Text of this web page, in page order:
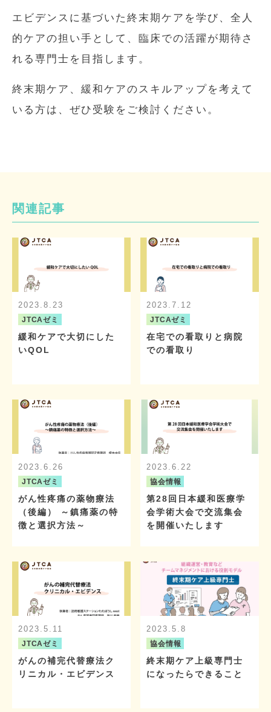
エビデンスに基づいた終末期ケアを学び、全人
的ケアの担い手として、臨床での活躍が期待さ
れる専門士を目指します。
終末期ケア、緩和ケアのスキルアップを考えて
いる方は、ぜひ受験をご検討ください。
関連記事
2023.8.23
JTCAゼミ
緩和ケアで大切にした
いQOL
2023.7.12
JTCAゼミ
在宅での看取りと病院
での看取り
2023.6.26
JTCAゼミ
がん性疼痛の薬物療法
（後編） ～鎮痛薬の特
徴と選択方法～
2023.6.22
協会情報
第28回日本緩和医療学
会学術大会で交流集会
を開催いたします
2023.5.11
JTCAゼミ
がんの補完代替療法ク
リニカル・エビデンス
2023.5.8
協会情報
終末期ケア上級専門士
になったらできること